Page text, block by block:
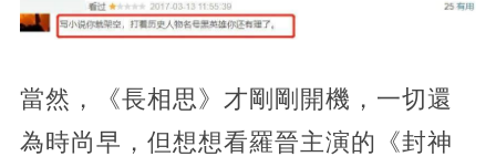
當然，《長相思》才剛剛開機，一切還
為時尚早，但想想看羅晉主演的《封神